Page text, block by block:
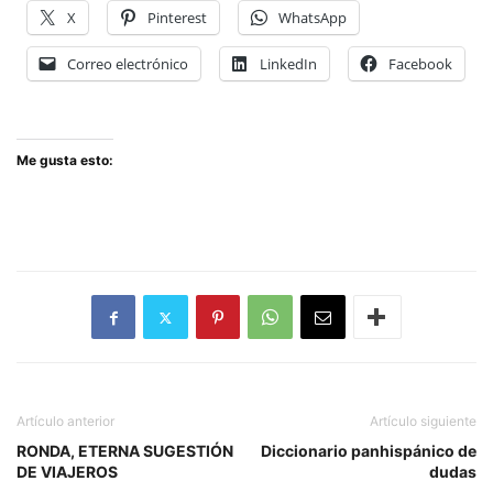
X Pinterest WhatsApp
Correo electrónico LinkedIn Facebook
Me gusta esto:
Artículo anterior
RONDA, ETERNA SUGESTIÓN
DE VIAJEROS
Artículo siguiente
Diccionario panhispánico de
dudas